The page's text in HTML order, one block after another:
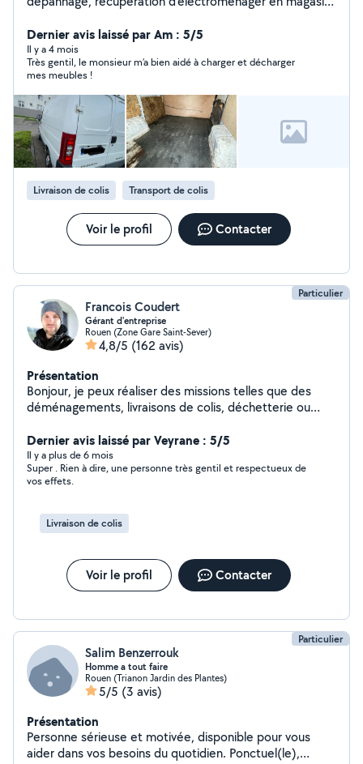
encombrants si besoin. Pour plus d'informations hésitez
Dernier avis laissé par Am : 5/5
Il y a 4 mois
Très gentil, le monsieur m’a bien aidé à charger et décharger
mes meubles !
Livraison de colis Transport de colis
Voir le profil Contacter
Particulier
Francois Coudert
Gérant d'entreprise
Rouen (Zone Gare Saint-Sever)
4,8/5 (162 avis)
Présentation
Bonjour, je peux réaliser des missions telles que des
déménagements, livraisons de colis, déchetterie ou
N hesitez pas a me contacter je vous répondrai
rapidement.
Dernier avis laissé par Veyrane : 5/5
Il y a plus de 6 mois
Super . Rien à dire, une personne très gentil et respectueux de
vos effets.
Livraison de colis
Voir le profil Contacter
Particulier
Salim Benzerrouk
Homme a tout faire
Rouen (Trianon Jardin des Plantes)
5/5 (3 avis)
Présentation
Personne sérieuse et motivée, disponible pour vous
aider dans vos besoins du quotidien. Ponctuel(le),